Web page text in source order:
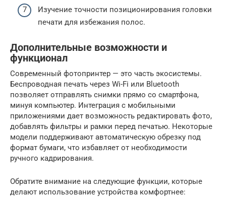
Изучение точности позиционирования головки
печати для избежания полос.
Дополнительные возможности и
функционал
Современный фотопринтер — это часть экосистемы.
Беспроводная печать через Wi-Fi или Bluetooth
позволяет отправлять снимки прямо со смартфона,
минуя компьютер. Интеграция с мобильными
приложениями дает возможность редактировать фото,
добавлять фильтры и рамки перед печатью. Некоторые
модели поддерживают автоматическую обрезку под
формат бумаги, что избавляет от необходимости
ручного кадрирования.
Обратите внимание на следующие функции, которые
делают использование устройства комфортнее: